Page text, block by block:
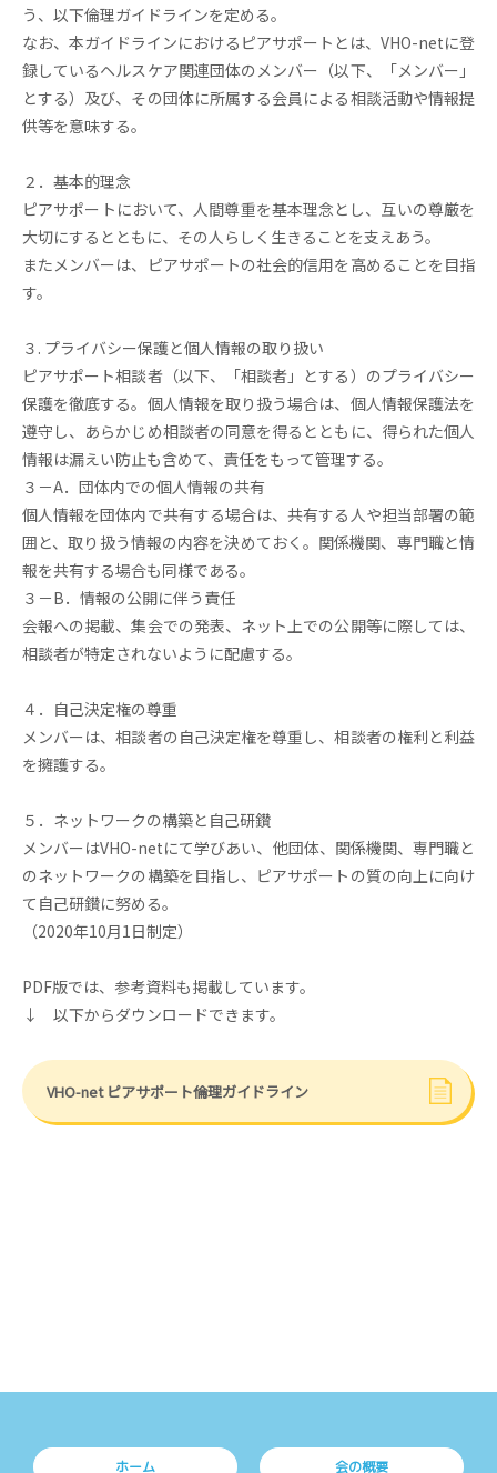
う、以下倫理ガイドラインを定める。
なお、本ガイドラインにおけるピアサポートとは、VHO-netに登
録しているヘルスケア関連団体のメンバー（以下、「メンバー」
とする）及び、その団体に所属する会員による相談活動や情報提
供等を意味する。
２．基本的理念
ピアサポートにおいて、人間尊重を基本理念とし、互いの尊厳を
大切にするとともに、その人らしく生きることを支えあう。
またメンバーは、ピアサポートの社会的信用を高めることを目指
す。
３. プライバシー保護と個人情報の取り扱い
ピアサポート相談者（以下、「相談者」とする）のプライバシー
保護を徹底する。個人情報を取り扱う場合は、個人情報保護法を
遵守し、あらかじめ相談者の同意を得るとともに、得られた個人
情報は漏えい防止も含めて、責任をもって管理する。
３－A．団体内での個人情報の共有
個人情報を団体内で共有する場合は、共有する人や担当部署の範
囲と、取り扱う情報の内容を決めておく。関係機関、専門職と情
報を共有する場合も同様である。
３－B．情報の公開に伴う責任
会報への掲載、集会での発表、ネット上での公開等に際しては、
相談者が特定されないように配慮する。
４．自己決定権の尊重
メンバーは、相談者の自己決定権を尊重し、相談者の権利と利益
を擁護する。
５．ネットワークの構築と自己研鑚
メンバーはVHO-netにて学びあい、他団体、関係機関、専門職と
のネットワークの構築を目指し、ピアサポートの質の向上に向け
て自己研鑚に努める。
（2020年10月1日制定）
PDF版では、参考資料も掲載しています。
↓ 以下からダウンロードできます。
VHO-net ピアサポート倫理ガイドライン
ホーム 会の概要